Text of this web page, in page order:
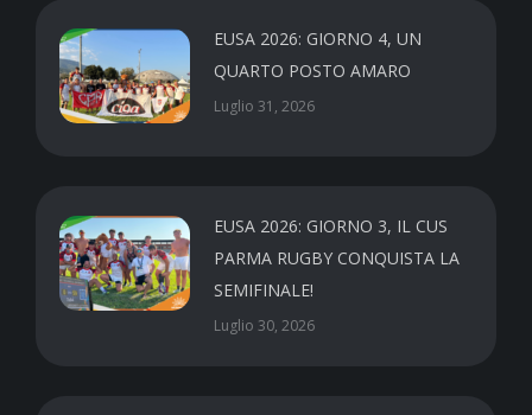
EUSA 2026: GIORNO 4, UN
QUARTO POSTO AMARO
Luglio 31, 2026
EUSA 2026: GIORNO 3, IL CUS
PARMA RUGBY CONQUISTA LA
SEMIFINALE!
Luglio 30, 2026